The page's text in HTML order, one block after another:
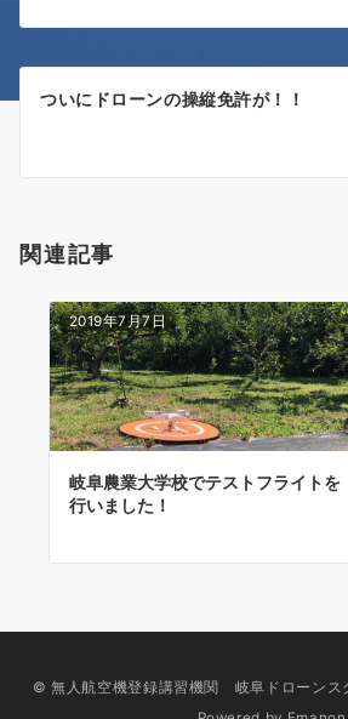
ナ
ビ
ゲ
シ
ン
ついにドローンの操縦免許が！！
関連記事
2019年7月7日
岐阜農業大学校でテストフライトを
行いました！
© 無人航空機登録講習機関 岐阜ドローンス